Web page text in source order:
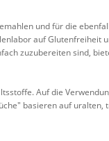
und für die
auf Glutenfreiheit
zuzubereiten sind,
Auf die
basieren auf